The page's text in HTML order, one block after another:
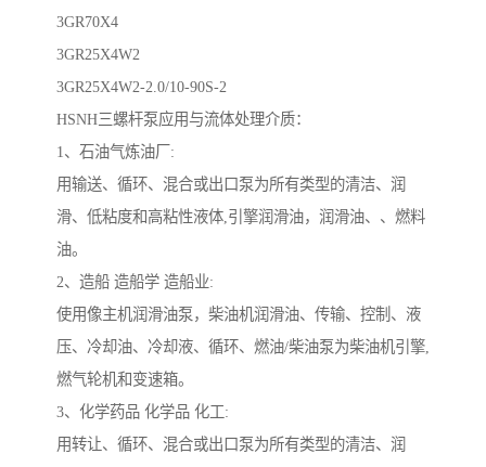
3GR70X4
3GR25X4W2
3GR25X4W2-2.0/10-90S-2
HSNH三螺杆泵应用与流体处理介质：
1、石油气炼油厂:
用输送、循环、混合或出口泵为所有类型的清洁、润
滑、低粘度和高粘性液体,引擎润滑油，润滑油、、燃料
油。
2、造船 造船学 造船业:
使用像主机润滑油泵，柴油机润滑油、传输、控制、液
压、冷却油、冷却液、循环、燃油/柴油泵为柴油机引擎,
燃气轮机和变速箱。
3、化学药品 化学品 化工:
用转让、循环、混合或出口泵为所有类型的清洁、润